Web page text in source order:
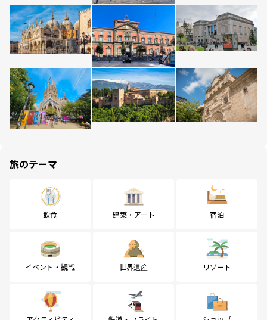
旅のテーマ
飲食 建築・アート 宿泊
イベント・観戦 世界遺産 リゾート